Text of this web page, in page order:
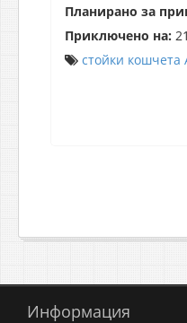
Планирано за
Приключено на:
стойки кошчета
Информация